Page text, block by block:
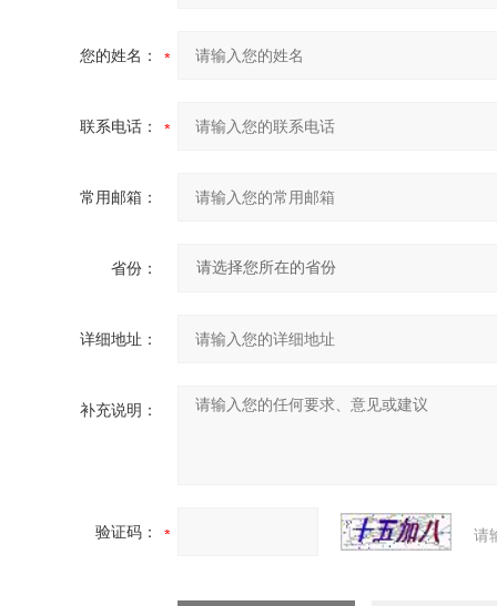
您的姓名：
联系电话：
常用邮箱：
省份：
详细地址：
补充说明：
验证码： 请